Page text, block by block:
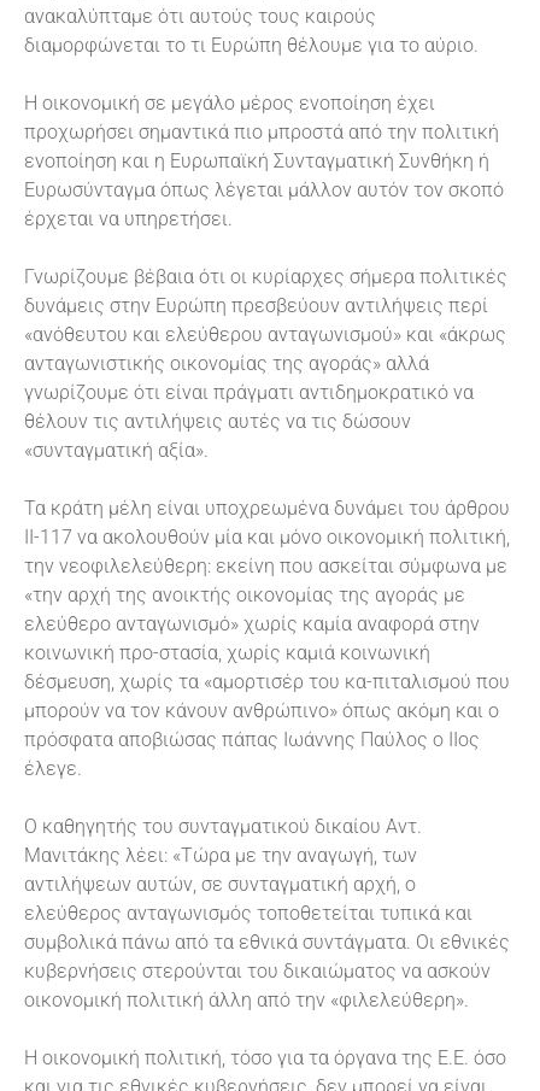
ανακαλύπταμε ότι αυτούς τους καιρούς
διαμορφώνεται το τι Ευρώπη θέλουμε για το αύριο.
Η οικονομική σε μεγάλο μέρος ενοποίηση έχει
προχωρήσει σημαντικά πιο μπροστά από την πολιτική
ενοποίηση και η Ευρωπαϊκή Συνταγματική Συνθήκη ή
Ευρωσύνταγμα όπως λέγεται μάλλον αυτόν τον σκοπό
έρχεται να υπηρετήσει.
Γνωρίζουμε βέβαια ότι οι κυρίαρχες σήμερα πολιτικές
δυνάμεις στην Ευρώπη πρεσβεύουν αντιλήψεις περί
«ανόθευτου και ελεύθερου ανταγωνισμού» και «άκρως
ανταγωνιστικής οικονομίας της αγοράς» αλλά
γνωρίζουμε ότι είναι πράγματι αντιδημοκρατικό να
θέλουν τις αντιλήψεις αυτές να τις δώσουν
«συνταγματική αξία».
Τα κράτη μέλη είναι υποχρεωμένα δυνάμει του άρθρου
ΙΙ-117 να ακολουθούν μία και μόνο οικονομική πολιτική,
την νεοφιλελεύθερη: εκείνη που ασκείται σύμφωνα με
«την αρχή της ανοικτής οικονομίας της αγοράς με
ελεύθερο ανταγωνισμό» χωρίς καμία αναφορά στην
κοινωνική προ-στασία, χωρίς καμιά κοινωνική
δέσμευση, χωρίς τα «αμορτισέρ του κα-πιταλισμού που
μπορούν να τον κάνουν ανθρώπινο» όπως ακόμη και ο
πρόσφατα αποβιώσας πάπας Ιωάννης Παύλος ο ΙΙος
έλεγε.
Ο καθηγητής του συνταγματικού δικαίου Αντ.
Μανιτάκης λέει: «Τώρα με την αναγωγή, των
αντιλήψεων αυτών, σε συνταγματική αρχή, ο
ελεύθερος ανταγωνισμός τοποθετείται τυπικά και
συμβολικά πάνω από τα εθνικά συντάγματα. Οι εθνικές
κυβερνήσεις στερούνται του δικαιώματος να ασκούν
οικονομική πολιτική άλλη από την «φιλελεύθερη».
Η οικονομική πολιτική, τόσο για τα όργανα της Ε.Ε. όσο